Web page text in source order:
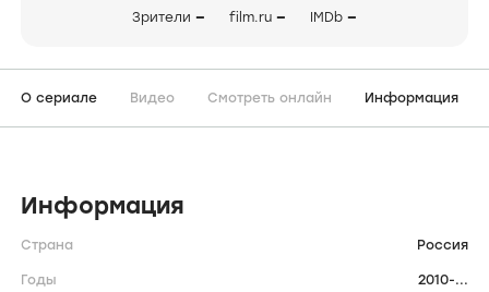
Зрители — film.ru — IMDb —
О сериале Видео Смотреть онлайн Информация
Информация
Страна Россия
Годы 2010-...